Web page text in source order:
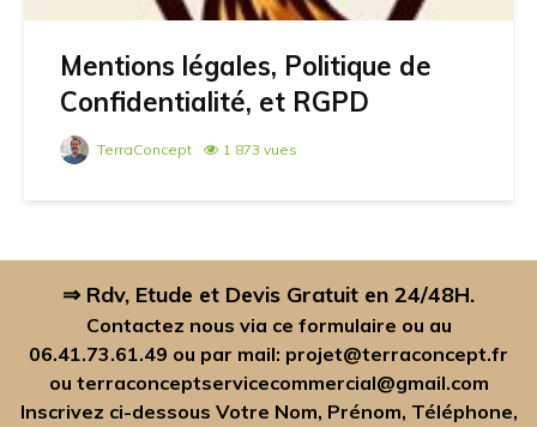
Mentions légales, Politique de
Confidentialité, et RGPD
TerraConcept 1 873 vues
⇒ Rdv, Etude et Devis Gratuit en 24/48H.
Contactez nous via ce formulaire ou au
06.41.73.61.49 ou par mail: projet@terraconcept.fr
ou terraconceptservicecommercial@gmail.com
Inscrivez ci-dessous Votre Nom, Prénom, Téléphone,